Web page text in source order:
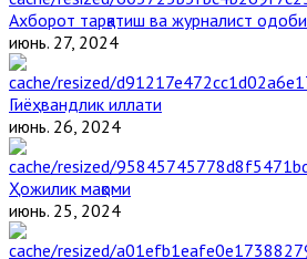
Ахборот тарқатиш ва журналист одоби
июнь. 27, 2024
Гиёҳвандлик иллати
июнь. 26, 2024
Ҳожилик мақоми
июнь. 25, 2024